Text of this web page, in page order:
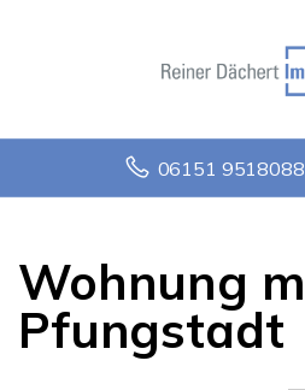
06151 9518088
Wohnung
Pfungstadt